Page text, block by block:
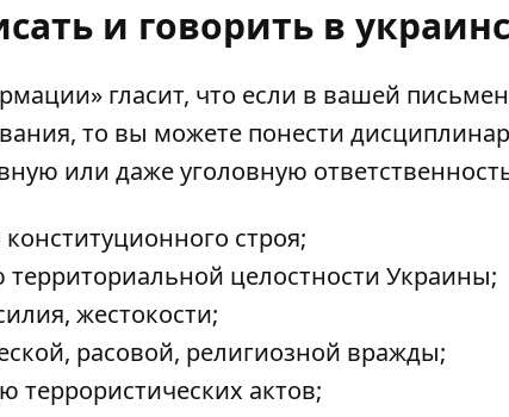
и говорить в
гласит, что если в вашей
то вы можете понести
или даже уголовную
строя;
целостности Украины;
жестокости;
расовой, религиозной вражды;
актов;